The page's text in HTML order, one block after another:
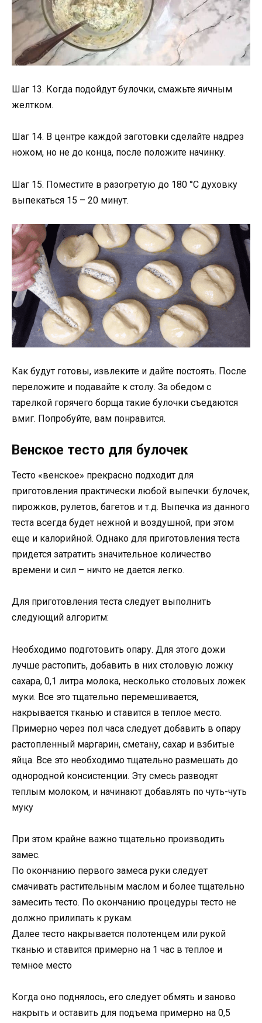
Шаг 13. Когда подойдут булочки, смажьте яичным
желтком.
Шаг 14. В центре каждой заготовки сделайте надрез
ножом, но не до конца, после положите начинку.
Шаг 15. Поместите в разогретую до 180 °C духовку
выпекаться 15 – 20 минут.
Как будут готовы, извлеките и дайте постоять. После
переложите и подавайте к столу. За обедом с
тарелкой горячего борща такие булочки съедаются
вмиг. Попробуйте, вам понравится.
Венское тесто для булочек
Тесто «венское» прекрасно подходит для
приготовления практически любой выпечки: булочек,
пирожков, рулетов, багетов и т.д. Выпечка из данного
теста всегда будет нежной и воздушной, при этом
еще и калорийной. Однако для приготовления теста
придется затратить значительное количество
времени и сил – ничто не дается легко.
Для приготовления теста следует выполнить
следующий алгоритм:
Необходимо подготовить опару. Для этого дожи
лучше растопить, добавить в них столовую ложку
сахара, 0,1 литра молока, несколько столовых ложек
муки. Все это тщательно перемешивается,
накрывается тканью и ставится в теплое место.
Примерно через пол часа следует добавить в опару
растопленный маргарин, сметану, сахар и взбитые
яйца. Все это необходимо тщательно размешать до
однородной консистенции. Эту смесь разводят
теплым молоком, и начинают добавлять по чуть-чуть
муку
При этом крайне важно тщательно производить
замес.
По окончанию первого замеса руки следует
смачивать растительным маслом и более тщательно
замесить тесто. По окончанию процедуры тесто не
должно прилипать к рукам.
Далее тесто накрывается полотенцем или рукой
тканью и ставится примерно на 1 час в теплое и
темное место
Когда оно поднялось, его следует обмять и заново
накрыть и оставить для подъема примерно на 0,5